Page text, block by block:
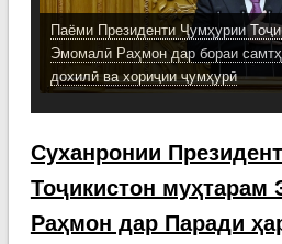
Паёми Президенти Ҷумҳурии
Эмомалӣ Раҳмон дар бораи
дохилӣ ва хориҷии ҷумҳурӣ
Суханронии
Тоҷикистон муҳтарам
Раҳмон дар Паради